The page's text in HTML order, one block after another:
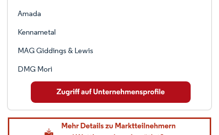
Amada
Kennametal
MAG Giddings & Lewis
DMG Mori